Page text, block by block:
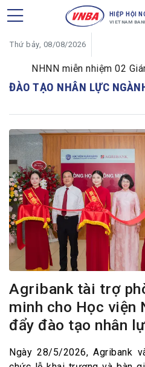
HIỆP HỘI
VIETNAM
Thứ bảy, 08/08/2026
NHNN miễn nhiệm 02
ĐÀO TẠO NHÂN LỰC
Agribank tài trợ
minh cho Học viện
đẩy đào tạo nhân
Ngày 28/5/2026, Agribank